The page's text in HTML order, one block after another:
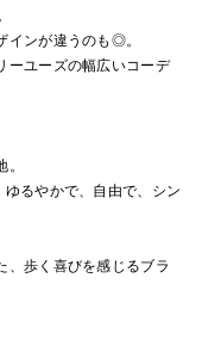
インが違うのも◎。
ーユーズの幅広いコーデ
るやかで、自由で、シン
、歩く喜びを感じるブラ